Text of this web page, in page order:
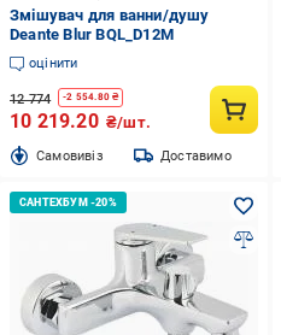
Змішувач для ванни/душу
Deante Blur BQL_D12M
оцінити
12 774 -2 554.80 ₴
10 219.20 ₴/шт.
Cамовивіз Доставимо